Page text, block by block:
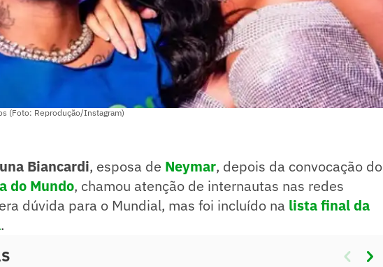
(Foto: Reprodução/Instagram)
Biancardi, esposa de Neymar, depois da convocação do
do Mundo, chamou atenção de internautas nas redes
dúvida para o Mundial, mas foi incluído na lista final da
.